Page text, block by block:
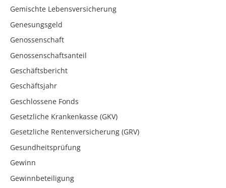
Gemischte Lebensversicherung
Genesungsgeld
Genossenschaft
Genossenschaftsanteil
Geschäftsbericht
Geschäftsjahr
Geschlossene Fonds
Gesetzliche Krankenkasse (GKV)
Gesetzliche Rentenversicherung (GRV)
Gesundheitsprüfung
Gewinn
Gewinnbeteiligung